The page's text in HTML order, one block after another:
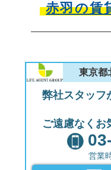
赤羽の賃
東京都
弊社スタッフ
ご遠慮なくお
営業